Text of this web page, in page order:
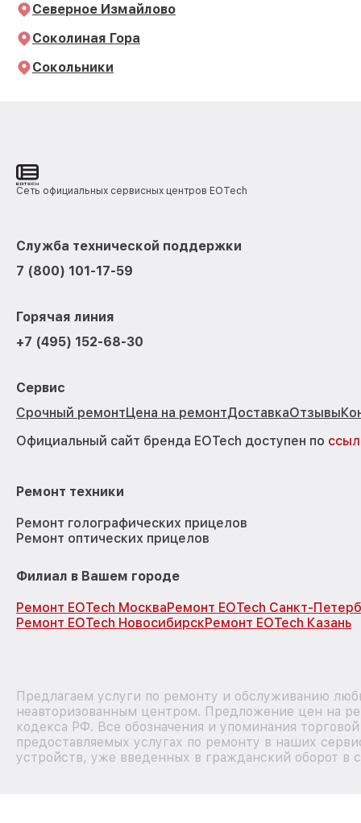
Северное Измайлово
Соколиная Гора
Сокольники
Сеть официальных сервисных центров EOTech
Служба технической поддержки
7 (800) 101-17-59
Горячая линия
+7 (495) 152-68-30
Сервис
Срочный ремонтЦена на ремонтДоставкаОтзывы
Официальный сайт бренда EOTech доступен по
Ремонт техники
Ремонт голографических прицелов
Ремонт оптических прицелов
Филиал в Вашем городе
Ремонт EOTech МоскваРемонт EOTech Санкт-
Ремонт EOTech НовосибирскРемонт EOTech Казань
Предлагаем услуги по ремонту и обслуживанию
неавторизованным центром. Предложение цен на
кодекса РФ. Все обозначения и упоминания
предоставляемых услугах по ремонту в наших
устройств, уже введенных в гражданский оборот в